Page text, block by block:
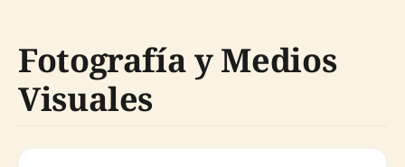
Fotografía y Medios
Visuales